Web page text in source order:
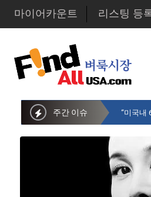
마이어카운트 리스팅 등
주간 이슈 “미국내